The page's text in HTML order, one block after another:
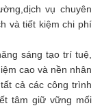
vụ chuyên
và tiết kiệm chi phí
sáng tạo trí tuệ,
cao và nền nhân
cả các công trình
tâm giữ vững mối